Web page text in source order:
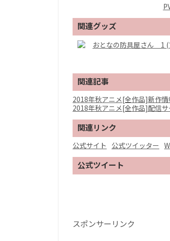
関連グッズ
おとなの防具屋さん 1 (
関連記事
2018年秋アニメ[全作品]新作
2018年秋アニメ[全作品]配信
関連リンク
公式サイト 公式ツイッター
公式ツイート
スポンサーリンク